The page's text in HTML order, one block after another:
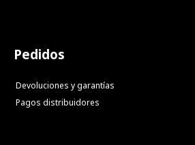
Pedidos
Devoluciones y garantías
Pagos distribuidores